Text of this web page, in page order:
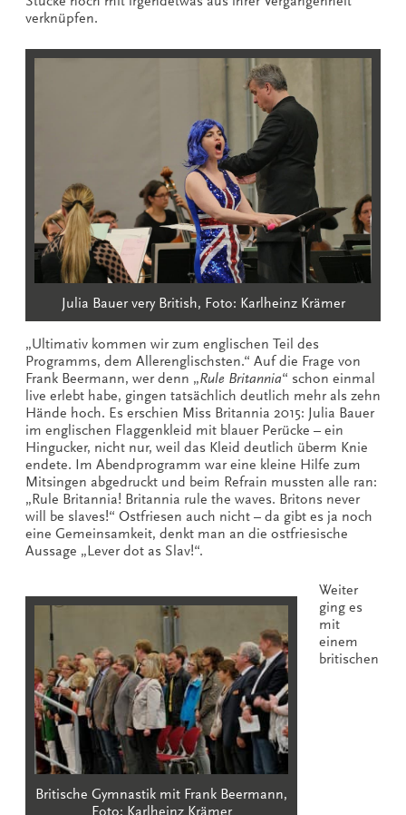
verknüpfen.
Julia Bauer very British, Foto: Karlheinz Krämer
„Ultimativ kommen wir zum englischen Teil des
Programms, dem Allerenglischsten.“ Auf die Frage von
Frank Beermann, wer denn „Rule Britannia“ schon einmal
live erlebt habe, gingen tatsächlich deutlich mehr als zehn
Hände hoch. Es erschien Miss Britannia 2015: Julia Bauer
im englischen Flaggenkleid mit blauer Perücke – ein
Hingucker, nicht nur, weil das Kleid deutlich überm Knie
endete. Im Abendprogramm war eine kleine Hilfe zum
Mitsingen abgedruckt und beim Refrain mussten alle ran:
„Rule Britannia! Britannia rule the waves. Britons never
will be slaves!“ Ostfriesen auch nicht – da gibt es ja noch
eine Gemeinsamkeit, denkt man an die ostfriesische
Aussage „Lever dot as Slav!“.
Britische Gymnastik mit Frank Beermann,
Foto: Karlheinz Krämer
Weiter
ging es
mit
einem
britischen